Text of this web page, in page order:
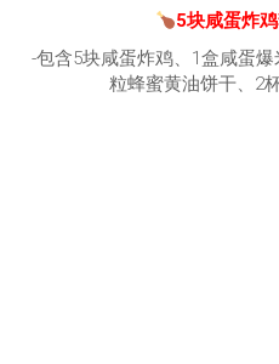
5块咸蛋炸
-包含5块咸蛋炸鸡、1盒咸蛋
粒蜂蜜黄油饼干、2